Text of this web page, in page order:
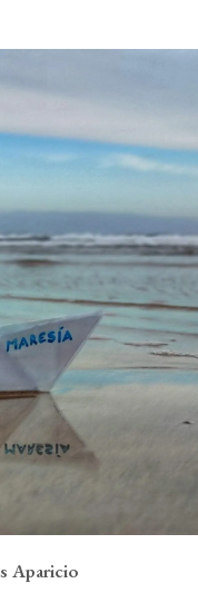
Aparicio